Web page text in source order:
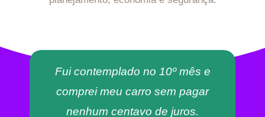
Fui contemplado no 10º mês e
comprei meu carro sem pagar
nenhum centavo de juros.